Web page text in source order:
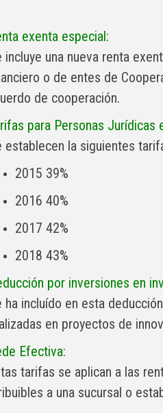
exenta especial:
incluye una nueva renta
o de entes de
de cooperación.
para Personas Jurídicas
establecen la siguientes
2015 39%
2016 40%
2017 42%
2018 43%
por inversiones en
ha incluído en esta
en proyectos de
Efectiva:
tarifas se aplican a las
a una sucursal o